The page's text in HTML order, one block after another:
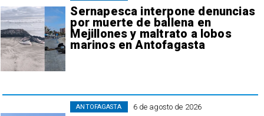
Sernapesca interpone denuncias
por muerte de ballena en
Mejillones y maltrato a lobos
marinos en Antofagasta
6 de agosto de 2026
ANTOFAGASTA